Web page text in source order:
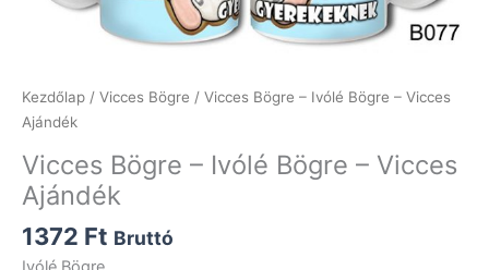
Kezdőlap / Vicces Bögre / Vicces Bögre – Ivólé Bögre – Vicces
Ajándék
Vicces Bögre – Ivólé Bögre – Vicces
Ajándék
1372 Ft Bruttó